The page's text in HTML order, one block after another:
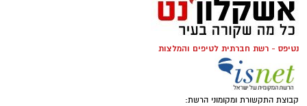
נטיפס - רשת חברתית לטיפים והמלצות
קבוצת התקשורת ומקומוני הרשת: